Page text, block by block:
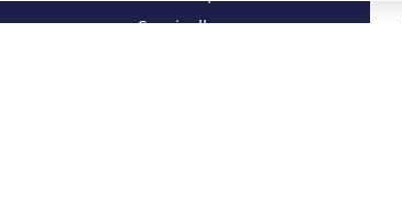
Survivalkampen